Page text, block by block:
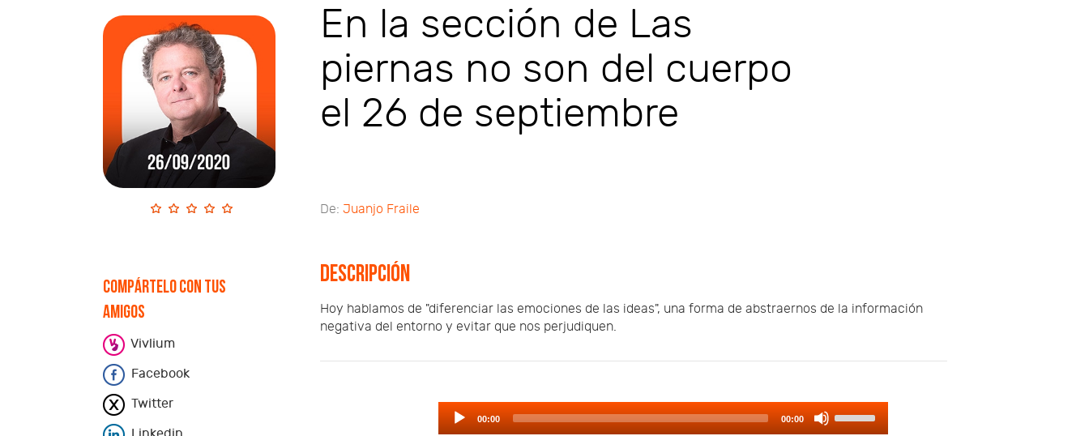
En la sección de Las
piernas no son del cuerpo
el 26 de septiembre
De: Juanjo Fraile
Descripción
Hoy hablamos de "diferenciar las emociones de las ideas", una forma de abstraernos de la información
negativa del entorno y evitar que nos perjudiquen.
Player
00:00 00:00
Compártelo con tus
amigos
Vivlium
Facebook
Twitter